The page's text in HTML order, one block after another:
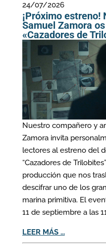
24/07/2026
¡Próximo estreno!
Samuel Zamora
«Cazadores de
Nuestro compañero y
Zamora invita
lectores al estreno del
“Cazadores de
producción que nos
descifrar uno de los
marina primitiva. El
11 de septiembre a las
LEER MÁS ...